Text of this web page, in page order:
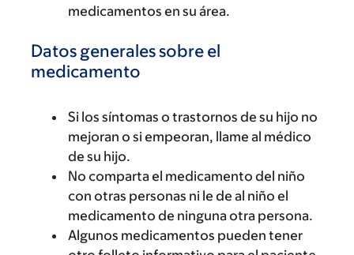
medicamentos en su área.
Datos generales sobre el
medicamento
Si los síntomas o trastornos de su hijo no
mejoran o si empeoran, llame al médico
de su hijo.
No comparta el medicamento del niño
con otras personas ni le de al niño el
medicamento de ninguna otra persona.
Algunos medicamentos pueden tener